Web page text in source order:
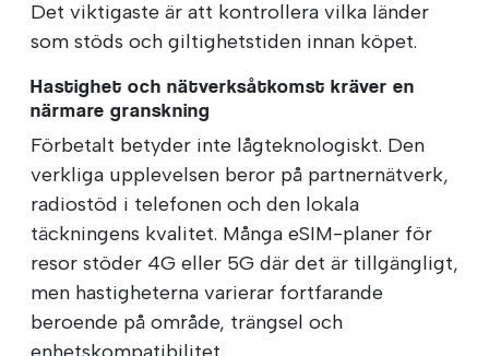
Det viktigaste är att kontrollera vilka länder
som stöds och giltighetstiden innan köpet.
Hastighet och nätverksåtkomst kräver en
närmare granskning
Förbetalt betyder inte lågteknologiskt. Den
verkliga upplevelsen beror på partnernätverk,
radiostöd i telefonen och den lokala
täckningens kvalitet. Många eSIM-planer för
resor stöder 4G eller 5G där det är tillgängligt,
men hastigheterna varierar fortfarande
beroende på område, trängsel och